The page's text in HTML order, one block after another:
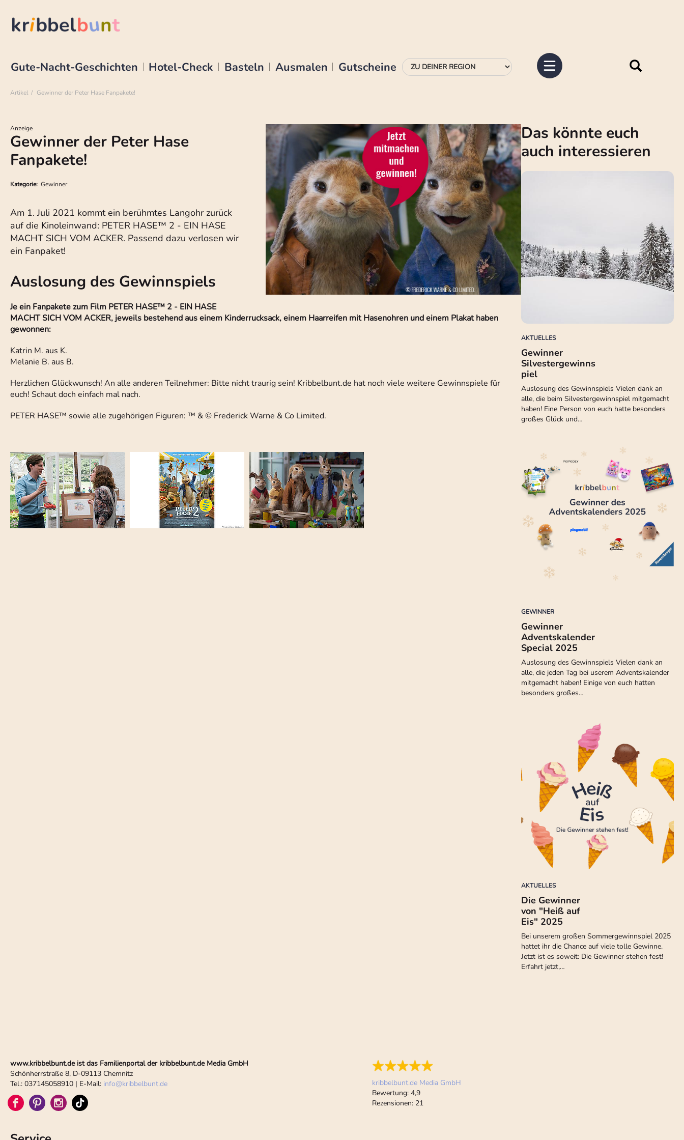
Gute-Nacht-Geschichten Hotel-Check Basteln Ausmalen Gutscheine
Artikel Gewinner der Peter Hase Fanpakete!
Anzeige
Gewinner der Peter Hase
Fanpakete!
Kategorie: Gewinner
Am 1. Juli 2021 kommt ein berühmtes Langohr zurück
auf die Kinoleinwand: PETER HASE™ 2 - EIN HASE
MACHT SICH VOM ACKER. Passend dazu verlosen wir
ein Fanpaket!
Auslosung des Gewinnspiels
Je ein Fanpakete zum Film PETER HASE™ 2 - EIN HASE
MACHT SICH VOM ACKER, jeweils bestehend aus einem Kinderrucksack, einem Haarreifen mit Hasenohren und einem Plakat haben
gewonnen:
Katrin M. aus K.
Melanie B. aus B.
Herzlichen Glückwunsch! An alle anderen Teilnehmer: Bitte nicht traurig sein! Kribbelbunt.de hat noch viele weitere Gewinnspiele für
euch! Schaut doch einfach mal nach.
PETER HASE™ sowie alle zugehörigen Figuren: ™ & © Frederick Warne & Co Limited.
Das könnte euch
auch interessieren
AKTUELLES
Gewinner
Silvestergewinns
piel
Auslosung des Gewinnspiels Vielen dank an
alle, die beim Silvestergewinnspiel mitgemacht
haben! Eine Person von euch hatte besonders
großes Glück und…
GEWINNER
Gewinner
Adventskalender
Special 2025
Auslosung des Gewinnspiels Vielen dank an
alle, die jeden Tag bei userem Adventskalender
mitgemacht haben! Einige von euch hatten
besonders großes…
AKTUELLES
Die Gewinner
von "Heiß auf
Eis" 2025
Bei unserem großen Sommergewinnspiel 2025
hattet ihr die Chance auf viele tolle Gewinne.
Jetzt ist es soweit: Die Gewinner stehen fest!
Erfahrt jetzt,…
www.kribbelbunt.de ist das Familienportal der kribbelbunt.de Media GmbH
Schönherrstraße 8, D-09113 Chemnitz
Tel.: 037145058910 | E-Mail: info@kribbelbunt.de
kribbelbunt.de Media GmbH
Bewertung: 4,9
Rezensionen: 21